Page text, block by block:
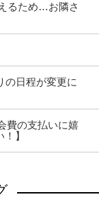
るため…お隣さ
の日程が変更に
費の支払いに嬉
】